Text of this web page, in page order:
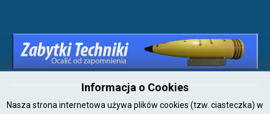
Informacja o Cookies
Nasza strona internetowa używa plików cookies (tzw. ciasteczka) w
Copyright © 2026 Joomla!. All Rights Reserved. Powered byZabytki-